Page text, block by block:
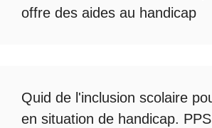
offre des aides au handicap
Quid de l'inclusion scolaire
en situation de handicap.